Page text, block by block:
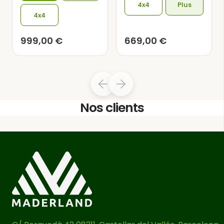
éventuelle adversité, améliorant la
compression et à la traction.
Le toit de cette
semicouvert, car il est composé de
lames de bois espacées de 3
4x4
999,00 €
4x4 Plus
669,00 €
Nos clients